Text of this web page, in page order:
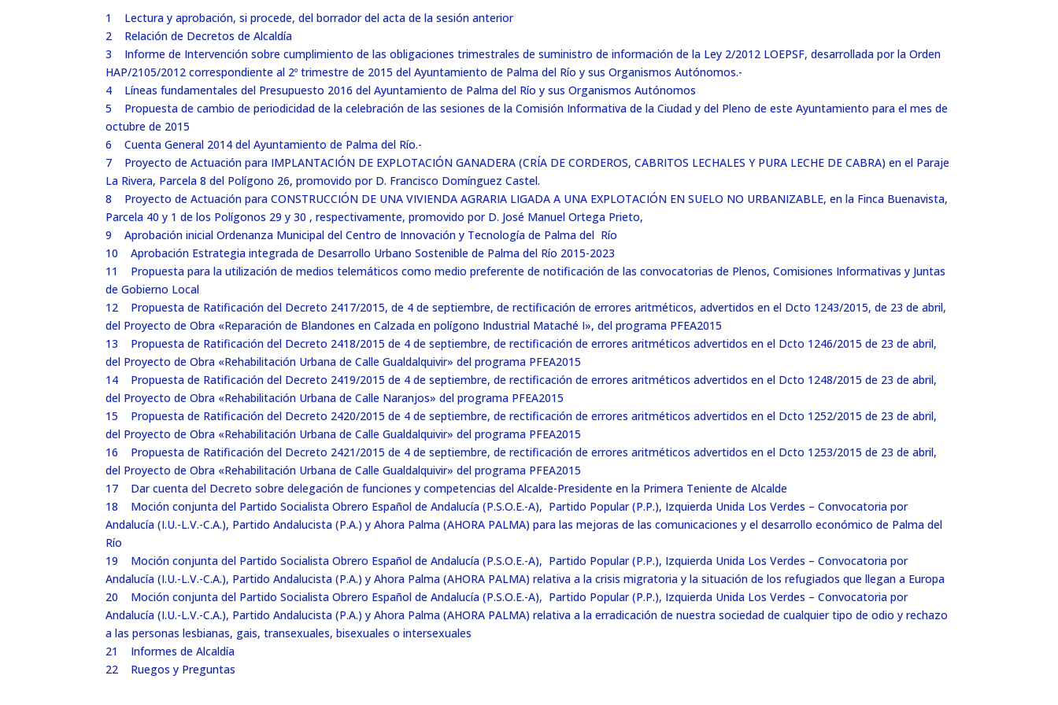
1 Lectura y aprobación, si procede, del borrador del acta de la sesión anterior
2 Relación de Decretos de Alcaldía
3 Informe de Intervención sobre cumplimiento de las obligaciones trimestrales de suministro de información de la Ley 2/2012 LOEPSF, desarrollada por la Orden
HAP/2105/2012 correspondiente al 2º trimestre de 2015 del Ayuntamiento de Palma del Río y sus Organismos Autónomos.-
4 Líneas fundamentales del Presupuesto 2016 del Ayuntamiento de Palma del Río y sus Organismos Autónomos
5 Propuesta de cambio de periodicidad de la celebración de las sesiones de la Comisión Informativa de la Ciudad y del Pleno de este Ayuntamiento para el mes de
octubre de 2015
6 Cuenta General 2014 del Ayuntamiento de Palma del Río.-
7 Proyecto de Actuación para IMPLANTACIÓN DE EXPLOTACIÓN GANADERA (CRÍA DE CORDEROS, CABRITOS LECHALES Y PURA LECHE DE CABRA) en el Paraje
La Rivera, Parcela 8 del Polígono 26, promovido por D. Francisco Domínguez Castel.
8 Proyecto de Actuación para CONSTRUCCIÓN DE UNA VIVIENDA AGRARIA LIGADA A UNA EXPLOTACIÓN EN SUELO NO URBANIZABLE, en la Finca Buenavista,
Parcela 40 y 1 de los Polígonos 29 y 30 , respectivamente, promovido por D. José Manuel Ortega Prieto,
9 Aprobación inicial Ordenanza Municipal del Centro de Innovación y Tecnología de Palma del Río
10 Aprobación Estrategia integrada de Desarrollo Urbano Sostenible de Palma del Río 2015-2023
11 Propuesta para la utilización de medios telemáticos como medio preferente de notificación de las convocatorias de Plenos, Comisiones Informativas y Juntas
de Gobierno Local
12 Propuesta de Ratificación del Decreto 2417/2015, de 4 de septiembre, de rectificación de errores aritméticos, advertidos en el Dcto 1243/2015, de 23 de abril,
del Proyecto de Obra «Reparación de Blandones en Calzada en polígono Industrial Mataché I», del programa PFEA2015
13 Propuesta de Ratificación del Decreto 2418/2015 de 4 de septiembre, de rectificación de errores aritméticos advertidos en el Dcto 1246/2015 de 23 de abril,
del Proyecto de Obra «Rehabilitación Urbana de Calle Gualdalquivir» del programa PFEA2015
14 Propuesta de Ratificación del Decreto 2419/2015 de 4 de septiembre, de rectificación de errores aritméticos advertidos en el Dcto 1248/2015 de 23 de abril,
del Proyecto de Obra «Rehabilitación Urbana de Calle Naranjos» del programa PFEA2015
15 Propuesta de Ratificación del Decreto 2420/2015 de 4 de septiembre, de rectificación de errores aritméticos advertidos en el Dcto 1252/2015 de 23 de abril,
del Proyecto de Obra «Rehabilitación Urbana de Calle Gualdalquivir» del programa PFEA2015
16 Propuesta de Ratificación del Decreto 2421/2015 de 4 de septiembre, de rectificación de errores aritméticos advertidos en el Dcto 1253/2015 de 23 de abril,
del Proyecto de Obra «Rehabilitación Urbana de Calle Gualdalquivir» del programa PFEA2015
17 Dar cuenta del Decreto sobre delegación de funciones y competencias del Alcalde-Presidente en la Primera Teniente de Alcalde
18 Moción conjunta del Partido Socialista Obrero Español de Andalucía (P.S.O.E.-A), Partido Popular (P.P.), Izquierda Unida Los Verdes – Convocatoria por
Andalucía (I.U.-L.V.-C.A.), Partido Andalucista (P.A.) y Ahora Palma (AHORA PALMA) para las mejoras de las comunicaciones y el desarrollo económico de Palma del
Río
19 Moción conjunta del Partido Socialista Obrero Español de Andalucía (P.S.O.E.-A), Partido Popular (P.P.), Izquierda Unida Los Verdes – Convocatoria por
Andalucía (I.U.-L.V.-C.A.), Partido Andalucista (P.A.) y Ahora Palma (AHORA PALMA) relativa a la crisis migratoria y la situación de los refugiados que llegan a Europa
20 Moción conjunta del Partido Socialista Obrero Español de Andalucía (P.S.O.E.-A), Partido Popular (P.P.), Izquierda Unida Los Verdes – Convocatoria por
Andalucía (I.U.-L.V.-C.A.), Partido Andalucista (P.A.) y Ahora Palma (AHORA PALMA) relativa a la erradicación de nuestra sociedad de cualquier tipo de odio y rechazo
a las personas lesbianas, gais, transexuales, bisexuales o intersexuales
21 Informes de Alcaldía
22 Ruegos y Preguntas